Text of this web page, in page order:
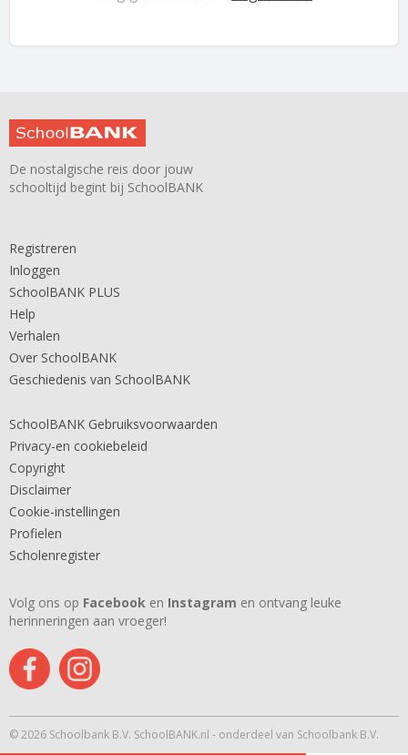
De nostalgische reis door jouw
schooltijd begint bij SchoolBANK
Registreren
Inloggen
SchoolBANK PLUS
Help
Verhalen
Over SchoolBANK
Geschiedenis van SchoolBANK
SchoolBANK Gebruiksvoorwaarden
Privacy-en cookiebeleid
Copyright
Disclaimer
Cookie-instellingen
Profielen
Scholenregister
Volg ons op Facebook en Instagram en ontvang leuke
herinneringen aan vroeger!
© 2026 Schoolbank B.V. SchoolBANK.nl - onderdeel van Schoolbank B.V.